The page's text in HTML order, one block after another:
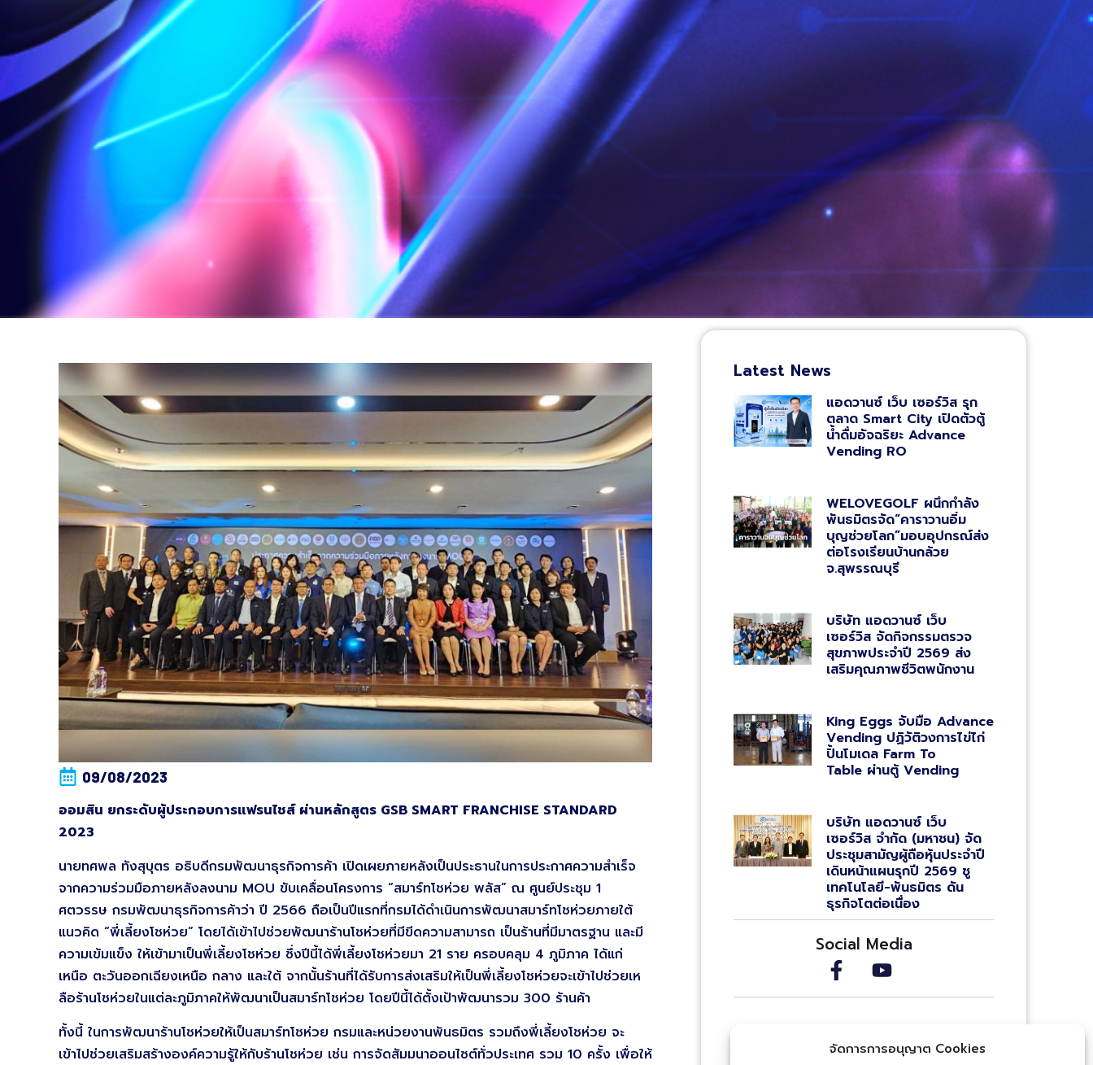
จัดการการอนุญาต Cookies
09/08/2023
ออมสิน ยกระดับผู้ประกอบการแฟรนไชส์ ผ่านหลักสูตร GSB SMART FRANCHISE STANDARD
2023
นายทศพล ทังสุบุตร อธิบดีกรมพัฒนาธุรกิจการค้า เปิดเผยภายหลังเป็นประธานในการประกาศความสำเร็จ
จากความร่วมมือภายหลังลงนาม MOU ขับเคลื่อนโครงการ “สมาร์ทโชห่วย พลัส” ณ ศูนย์ประชุม 1
ศตวรรษ กรมพัฒนาธุรกิจการค้าว่า ปี 2566 ถือเป็นปีแรกที่กรมได้ดำเนินการพัฒนาสมาร์ทโชห่วยภายใต้
แนวคิด “พี่เลี้ยงโชห่วย” โดยได้เข้าไปช่วยพัฒนาร้านโชห่วยที่มีขีดความสามารถ เป็นร้านที่มีมาตรฐาน และมี
ความเข้มแข็ง ให้เข้ามาเป็นพี่เลี้ยงโชห่วย ซึ่งปีนี้ได้พี่เลี้ยงโชห่วยมา 21 ราย ครอบคลุม 4 ภูมิภาค ได้แก่
เหนือ ตะวันออกเฉียงเหนือ กลาง และใต้ จากนั้นร้านที่ได้รับการส่งเสริมให้เป็นพี่เลี้ยงโชห่วยจะเข้าไปช่วยเห
ลือร้านโชห่วยในแต่ละภูมิภาคให้พัฒนาเป็นสมาร์ทโชห่วย โดยปีนี้ได้ตั้งเป้าพัฒนารวม 300 ร้านค้า
ทั้งนี้ ในการพัฒนาร้านโชห่วยให้เป็นสมาร์ทโชห่วย กรมและหน่วยงานพันธมิตร รวมถึงพี่เลี้ยงโชห่วย จะ
เข้าไปช่วยเสริมสร้างองค์ความรู้ให้กับร้านโชห่วย เช่น การจัดสัมมนาออนไซต์ทั่วประเทศ รวม 10 ครั้ง เพื่อให้
Latest News
แอดวานซ์ เว็บ เซอร์วิส รุก
ตลาด Smart City เปิดตัวตู้
น้ำดื่มอัจฉริยะ Advance
Vending RO
WELOVEGOLF ผนึกกำลัง
พันธมิตรจัด“คาราวานอิ่ม
บุญช่วยโลก”มอบอุปกรณ์ส่ง
ต่อโรงเรียนบ้านกล้วย
จ.สุพรรณบุรี
บริษัท แอดวานซ์ เว็บ
เซอร์วิส จัดกิจกรรมตรวจ
สุขภาพประจำปี 2569 ส่ง
เสริมคุณภาพชีวิตพนักงาน
King Eggs จับมือ Advance
Vending ปฏิวัติวงการไข่ไก่
ปั้นโมเดล Farm To
Table ผ่านตู้ Vending
บริษัท แอดวานซ์ เว็บ
เซอร์วิส จำกัด (มหาชน) จัด
ประชุมสามัญผู้ถือหุ้นประจำปี
เดินหน้าแผนรุกปี 2569 ชู
เทคโนโลยี-พันธมิตร ดัน
ธุรกิจโตต่อเนื่อง
Social Media